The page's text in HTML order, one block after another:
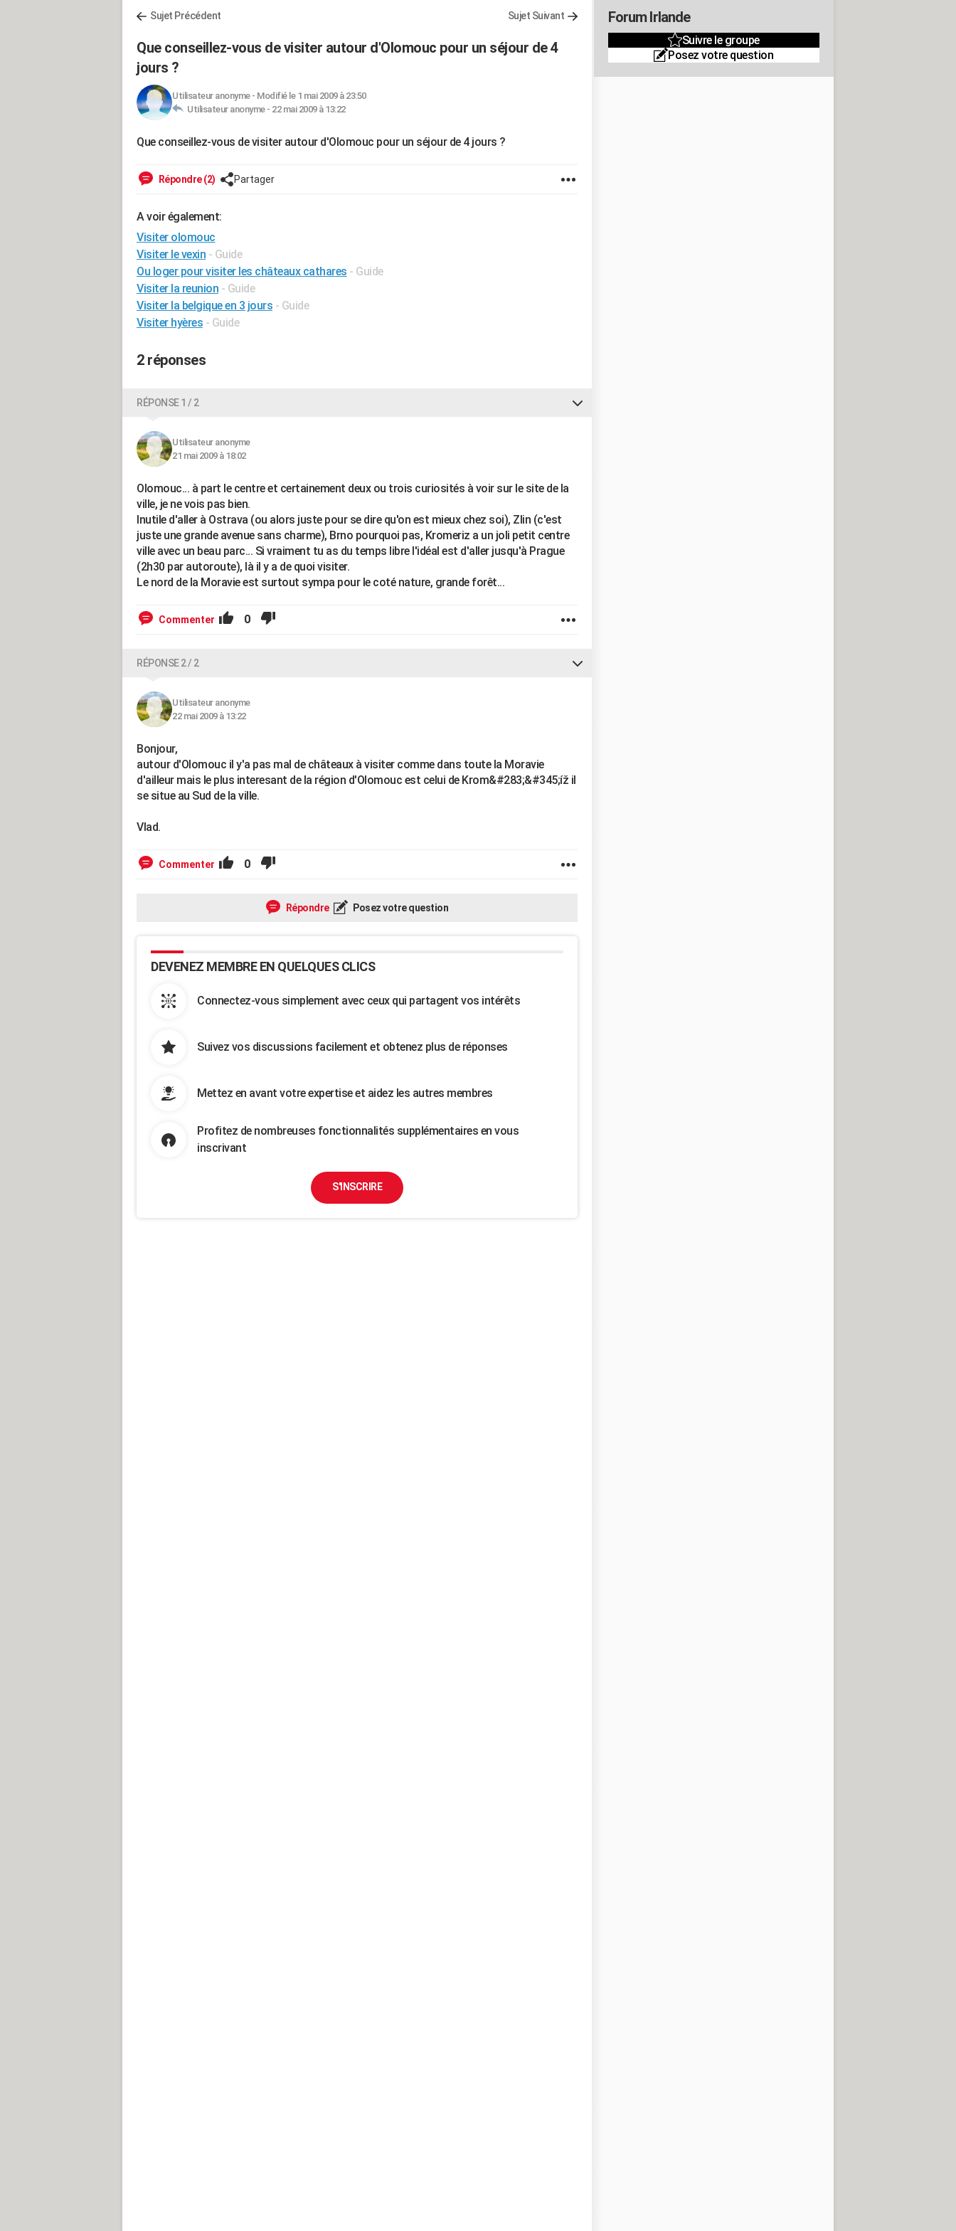
Sujet Précédent Sujet Suivant
Que conseillez-vous de visiter autour d'Olomouc pour un séjour de 4
jours ?
Utilisateur anonyme- Modifié le 1 mai 2009 à 23:50
Utilisateur anonyme - 22 mai 2009 à 13:22
Que conseillez-vous de visiter autour d'Olomouc pour un séjour de 4 jours ?
Répondre (2) Partager
A voir également:
Visiter olomouc
Visiter le vexin - Guide
Ou loger pour visiter les châteaux cathares - Guide
Visiter la reunion - Guide
Visiter la belgique en 3 jours - Guide
Visiter hyères - Guide
2 réponses
RÉPONSE 1 / 2
Utilisateur anonyme
21 mai 2009 à 18:02
Olomouc... à part le centre et certainement deux ou trois curiosités à voir sur le site de la
ville, je ne vois pas bien.
Inutile d'aller à Ostrava (ou alors juste pour se dire qu'on est mieux chez soi), Zlin (c'est
juste une grande avenue sans charme), Brno pourquoi pas, Kromeriz a un joli petit centre
ville avec un beau parc... Si vraiment tu as du temps libre l'idéal est d'aller jusqu'à Prague
(2h30 par autoroute), là il y a de quoi visiter.
Le nord de la Moravie est surtout sympa pour le coté nature, grande forêt...
Commenter 0
RÉPONSE 2 / 2
Utilisateur anonyme
22 mai 2009 à 13:22
Bonjour,
autour d'Olomouc il y'a pas mal de châteaux à visiter comme dans toute la Moravie
d'ailleur mais le plus interesant de la région d'Olomouc est celui de Krom&#283;&#345;íž il
se situe au Sud de la ville.
Vlad.
Commenter 0
Répondre Posez votre question
DEVENEZ MEMBRE EN QUELQUES CLICS
Connectez-vous simplement avec ceux qui partagent vos intérêts
Suivez vos discussions facilement et obtenez plus de réponses
Mettez en avant votre expertise et aidez les autres membres
Profitez de nombreuses fonctionnalités supplémentaires en vous
inscrivant
S'INSCRIRE
Forum Irlande
Suivre le groupe
Posez votre question